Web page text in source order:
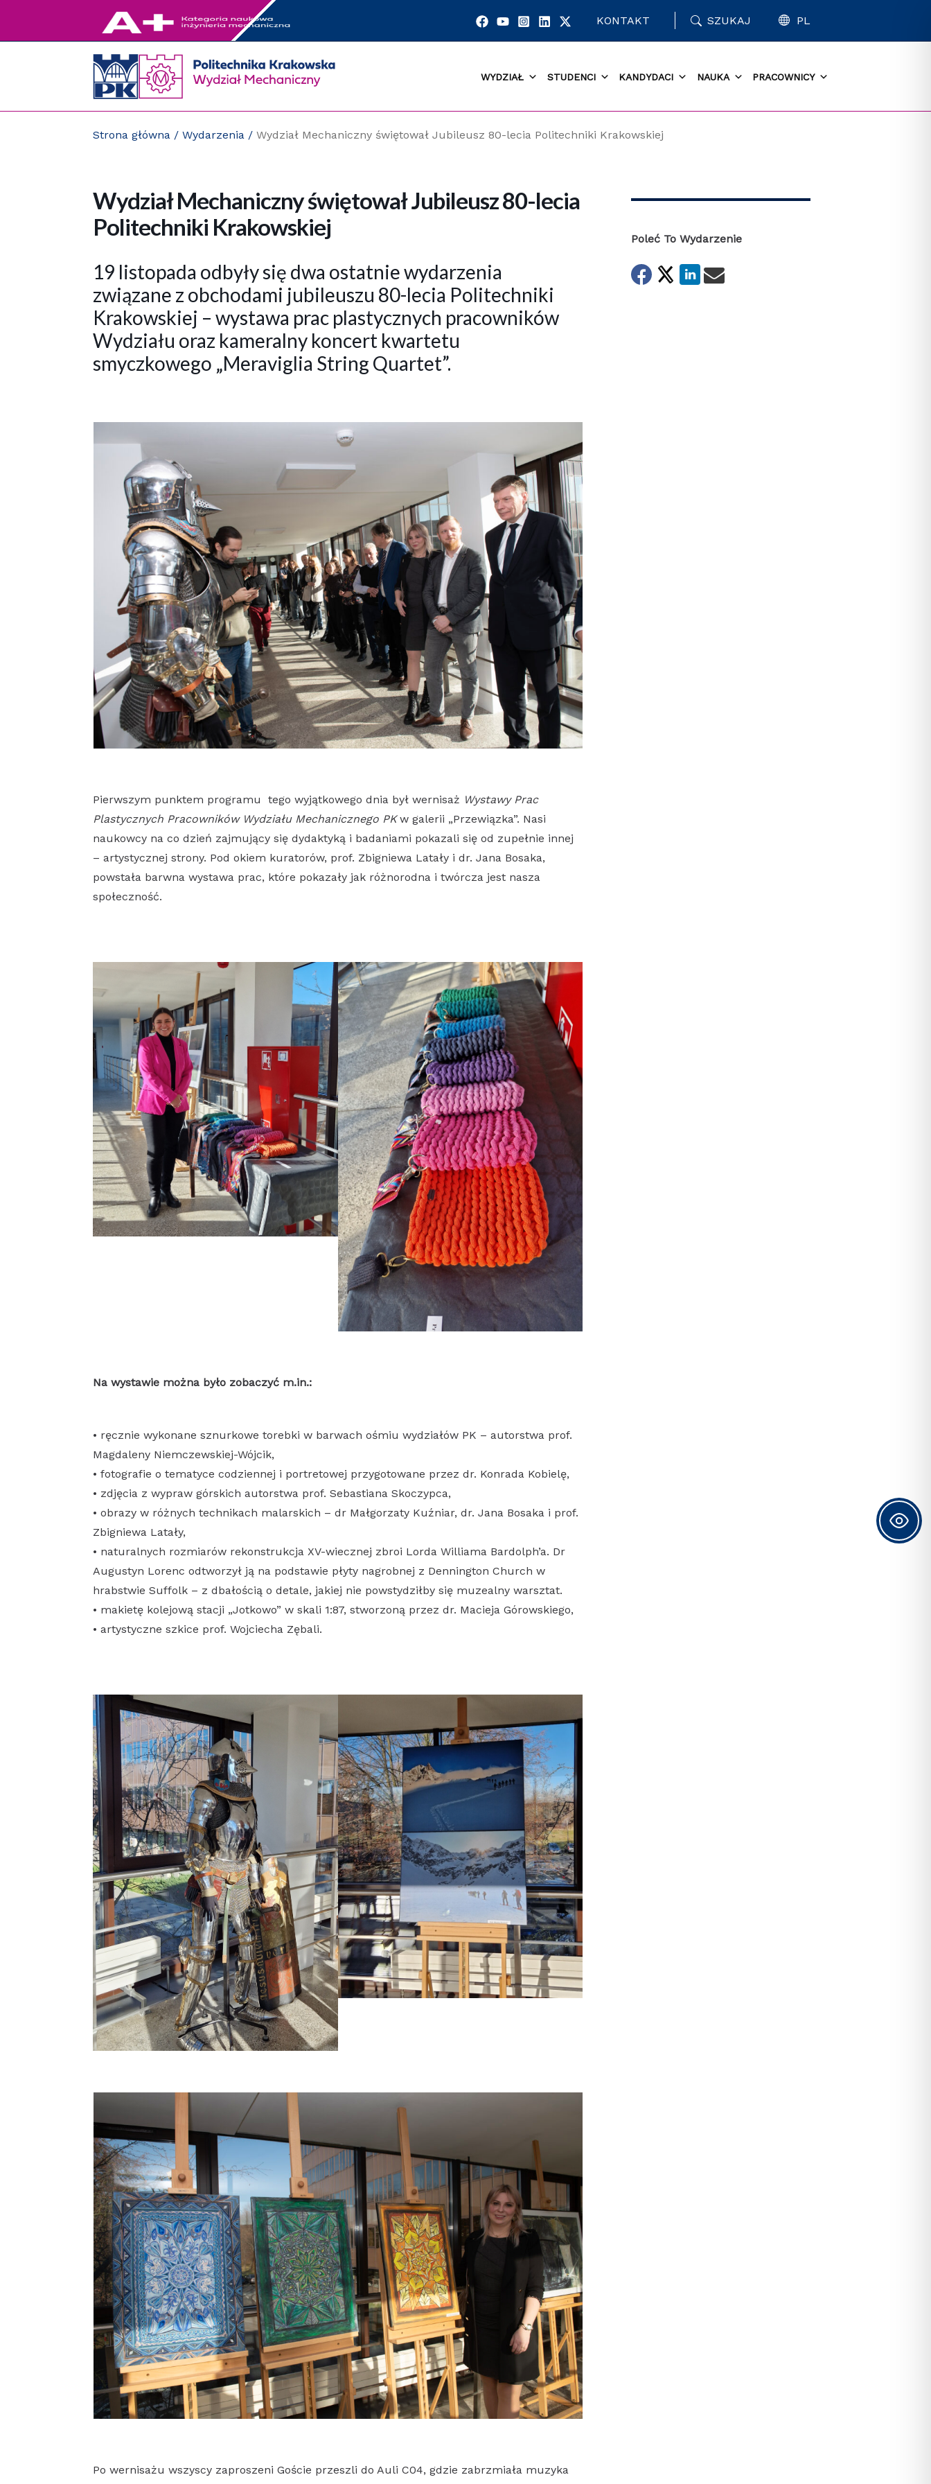
KONTAKT SZUKAJ PL
WYDZIAŁ STUDENCI KANDYDACI NAUKA PRACOWNICY
Strona główna /Wydarzenia /Wydział Mechaniczny świętował Jubileusz 80-lecia Politechniki Krakowskiej
Wydział Mechaniczny świętował Jubileusz 80-lecia
Politechniki Krakowskiej
19 listopada odbyły się dwa ostatnie wydarzenia
związane z obchodami jubileuszu 80-lecia Politechniki
Krakowskiej – wystawa prac plastycznych pracowników
Wydziału oraz kameralny koncert kwartetu
smyczkowego „Meraviglia String Quartet”.
Pierwszym punktem programu tego wyjątkowego dnia był wernisaż Wystawy Prac
Plastycznych Pracowników Wydziału Mechanicznego PKw galerii „Przewiązka”. Nasi
naukowcy na co dzień zajmujący się dydaktyką i badaniami pokazali się od zupełnie innej
– artystycznej strony. Pod okiem kuratorów, prof. Zbigniewa Latały i dr. Jana Bosaka,
powstała barwna wystawa prac, które pokazały jak różnorodna i twórcza jest nasza
społeczność.
Na wystawie można było zobaczyć m.in.:
• ręcznie wykonane sznurkowe torebki w barwach ośmiu wydziałów PK – autorstwa prof.
Magdaleny Niemczewskiej-Wójcik,
• fotografie o tematyce codziennej i portretowej przygotowane przez dr. Konrada Kobielę,
• zdjęcia z wypraw górskich autorstwa prof. Sebastiana Skoczypca,
• obrazy w różnych technikach malarskich – dr Małgorzaty Kuźniar, dr. Jana Bosaka i prof.
Zbigniewa Latały,
• naturalnych rozmiarów rekonstrukcja XV-wiecznej zbroi Lorda Williama Bardolph’a. Dr
Augustyn Lorenc odtworzył ją na podstawie płyty nagrobnej z Dennington Church w
hrabstwie Suffolk – z dbałością o detale, jakiej nie powstydziłby się muzealny warsztat.
• makietę kolejową stacji „Jotkowo” w skali 1:87, stworzoną przez dr. Macieja Górowskiego,
• artystyczne szkice prof. Wojciecha Zębali.
Po wernisażu wszyscy zaproszeni Goście przeszli do Auli C04, gdzie zabrzmiała muzyka
Poleć To Wydarzenie